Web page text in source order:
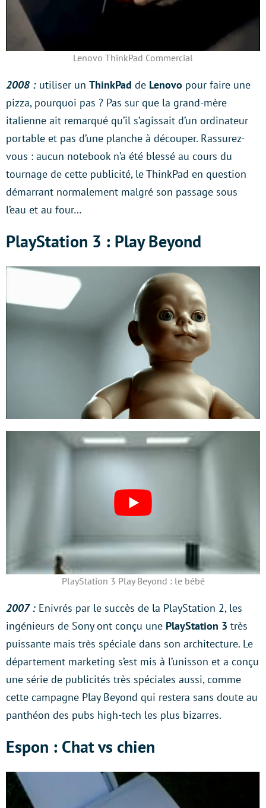
Lenovo ThinkPad Commercial
2008 : utiliser un ThinkPad de Lenovo pour faire une
pizza, pourquoi pas ? Pas sur que la grand-mère
italienne ait remarqué qu’il s’agissait d’un ordinateur
portable et pas d’une planche à découper. Rassurez-
vous : aucun notebook n’a été blessé au cours du
tournage de cette publicité, le ThinkPad en question
démarrant normalement malgré son passage sous
l’eau et au four…
PlayStation 3 : Play Beyond
PlayStation 3 Play Beyond : le bébé
2007 : Enivrés par le succès de la PlayStation 2, les
ingénieurs de Sony ont conçu une PlayStation 3 très
puissante mais très spéciale dans son architecture. Le
département marketing s’est mis à l’unisson et a conçu
une série de publicités très spéciales aussi, comme
cette campagne Play Beyond qui restera sans doute au
panthéon des pubs high-tech les plus bizarres.
Espon : Chat vs chien